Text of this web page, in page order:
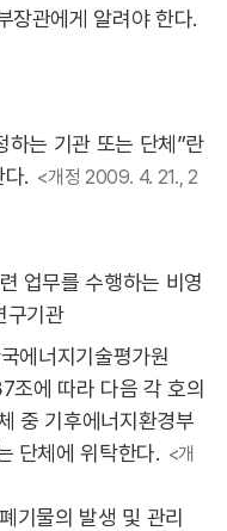
장관에게 알려야 한다.
는 기관 또는 단체”란
. <개정 2009. 4. 21., 2
업무를 수행하는 비영
구기관
에너지기술평가원
에 따라 다음 각 호의
중 기후에너지환경부
단체에 위탁한다. <개
기물의 발생 및 관리